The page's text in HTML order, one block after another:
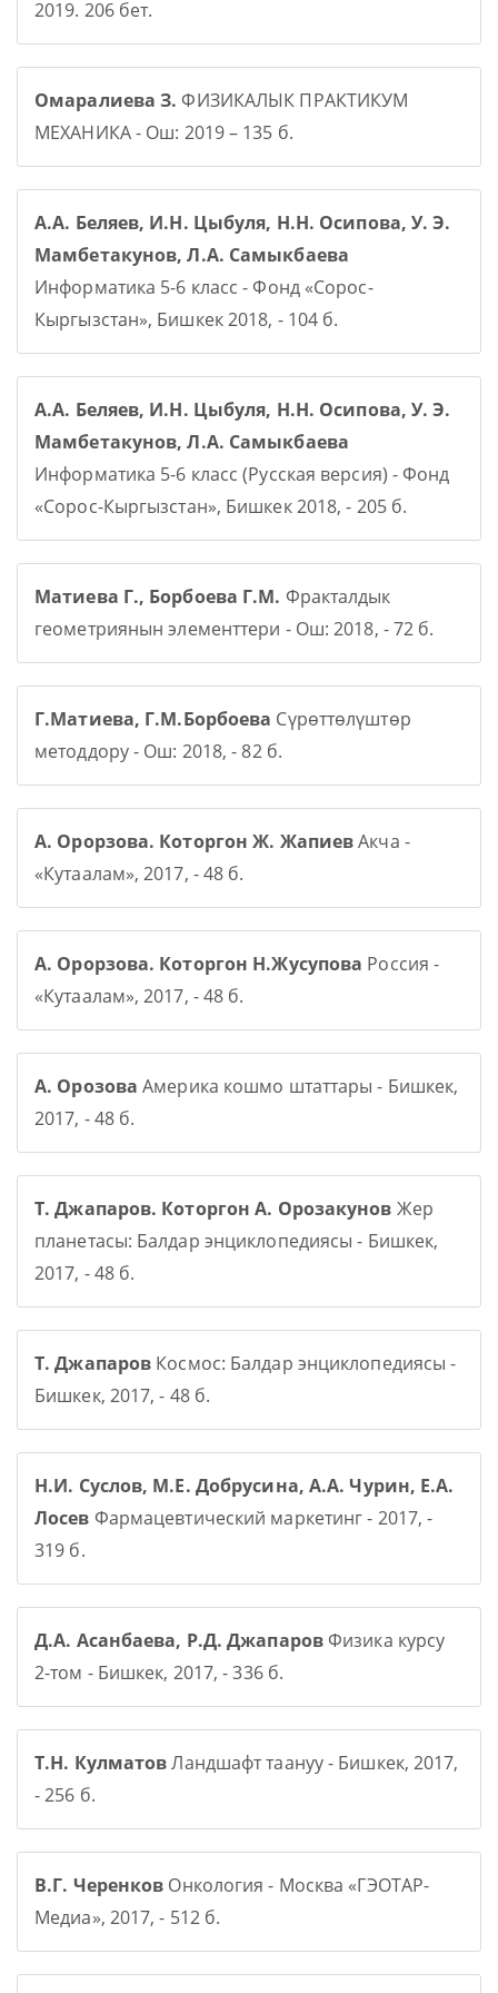
2019. 206 бет.
Омаралиева З. ФИЗИКАЛЫК ПРАКТИКУМ
МЕХАНИКА - Ош: 2019 – 135 б.
А.А. Беляев, И.Н. Цыбуля, Н.Н. Осипова, У. Э.
Мамбетакунов, Л.А. Самыкбаева
Информатика 5-6 класс - Фонд «Сорос-
Кыргызстан», Бишкек 2018, - 104 б.
А.А. Беляев, И.Н. Цыбуля, Н.Н. Осипова, У. Э.
Мамбетакунов, Л.А. Самыкбаева
Информатика 5-6 класс (Русская версия) - Фонд
«Сорос-Кыргызстан», Бишкек 2018, - 205 б.
Матиева Г., Борбоева Г.М. Фракталдык
геометриянын элементтери - Ош: 2018, - 72 б.
Г.Матиева, Г.М.Борбоева Сүрөттөлүштөр
методдору - Ош: 2018, - 82 б.
А. Орорзова. Которгон Ж. ЖапиевАкча -
«Кутаалам», 2017, - 48 б.
А. Орорзова. Которгон Н.Жусупова Россия -
«Кутаалам», 2017, - 48 б.
А. Орозова Америка кошмо штаттары - Бишкек,
2017, - 48 б.
Т. Джапаров. Которгон А. Орозакунов Жер
планетасы: Балдар энциклопедиясы - Бишкек,
2017, - 48 б.
Т. Джапаров Космос: Балдар энциклопедиясы -
Бишкек, 2017, - 48 б.
Н.И. Суслов, М.Е. Добрусина, А.А. Чурин, Е.А.
Лосев Фармацевтический маркетинг - 2017, -
319 б.
Д.А. Асанбаева, Р.Д. ДжапаровФизика курсу
2-том - Бишкек, 2017, - 336 б.
Т.Н. КулматовЛандшафт таануу - Бишкек, 2017,
- 256 б.
В.Г. Черенков Онкология - Москва «ГЭОТАР-
Медиа», 2017, - 512 б.